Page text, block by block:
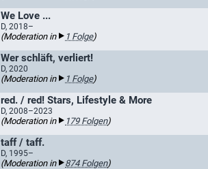
We Love ...
D, 2018–
(Moderation in 1 Folge)
Wer schläft, verliert!
D, 2020
(Moderation in 1 Folge)
red. / red! Stars, Lifestyle & More
D, 2008–2023
(Moderation in 179 Folgen)
taff / taff.
D, 1995–
(Moderation in 874 Folgen)